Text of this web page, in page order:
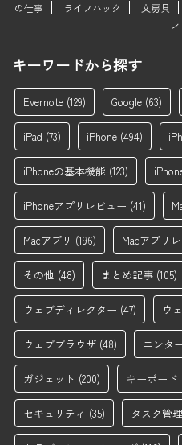
の仕事
ライフハック 文房具
イ
キーワードから探す
Evernote (129) Google (63)
iPad (73) iPhone (494)
iPhoneの基本機能 (123)
iPhoneアプリレビュー (41)
Macアプリ (196) Macアプリ
その他 (48) まとめ記事 (105)
ウェブディレクター (47) ウ
ウェブブラウザ (48) エンタ
ガジェット (200) キーボード
セキュリティ (35) タスク管